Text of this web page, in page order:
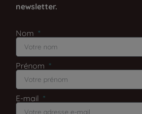
newsletter.
Nom
Prénom
E-mail